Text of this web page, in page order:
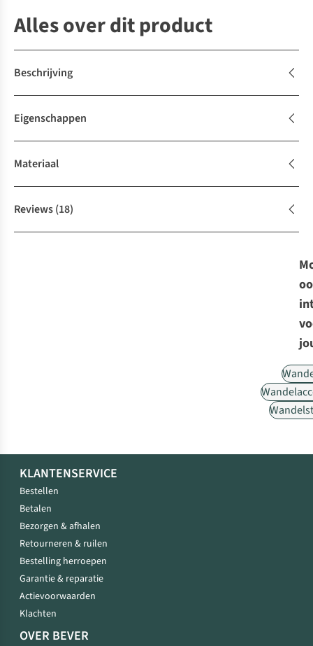
Alles over dit product
Beschrijving
Eigenschappen
Materiaal
Reviews(18)
KLANTENSERVICE
Bestellen
Betalen
Bezorgen & afhalen
Retourneren & ruilen
Bestelling herroepen
Garantie & reparatie
Actievoorwaarden
Klachten
OVER BEVER